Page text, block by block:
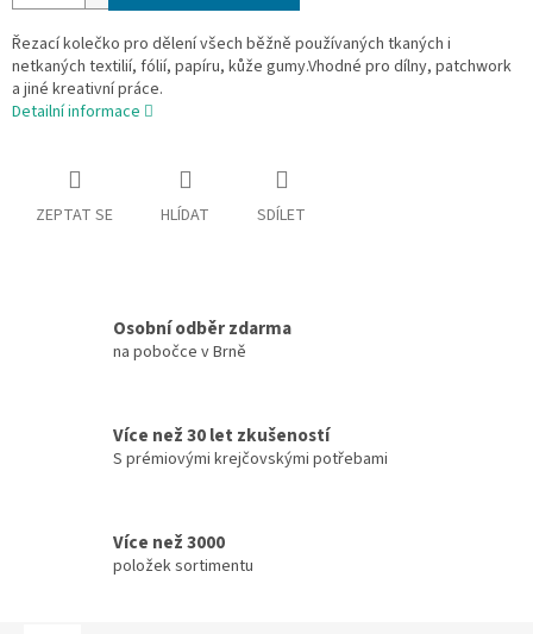
Řezací kolečko pro dělení všech běžně používaných tkaných i
netkaných textilií, fólií, papíru, kůže gumy.Vhodné pro dílny, patchwork
a jiné kreativní práce.
Detailní informace
ZEPTAT SE HLÍDAT SDÍLET
Osobní odběr zdarma
na pobočce v Brně
Více než 30 let zkušeností
S prémiovými krejčovskými potřebami
Více než 3000
položek sortimentu